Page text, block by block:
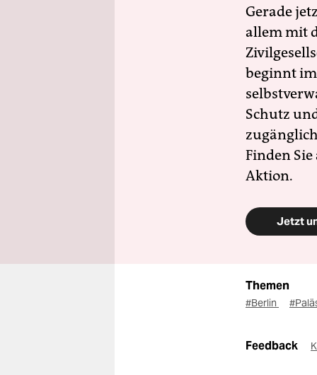
Gerade
allem mit
beginnt
Schutz
Finden
Aktion.
Jetzt
Themen
#Berlin
Feedback